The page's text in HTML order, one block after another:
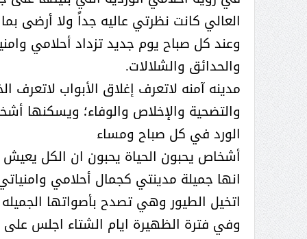
العالي كانت نظرتي عاليه جداً ولا أرضى
وعند كل صباح يوم جديد تزداد أحلامي
والحدائق والشلالات.
مدينه آمنه لاتعرف إغلاق الأبواب
والتضحية والإخلاص والوفاء؛ ويسكنها
الورد في كل صباح ومساء
أشخاص يحبون الحياة يحبون ان الكل
انها جميلة مدينتي كجمال أحلامي
اتخيل الطيور وهي تصدح بأصواتها الجميله
وفي فترة الظهيرة ايام الشتاء اجلس
( محمد عوضه البريدي) .. رجل أعمال
بمواصفات إنسانية نادرة